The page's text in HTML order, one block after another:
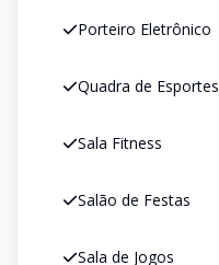
Porteiro Eletrônico
Quadra de Esportes
Sala Fitness
Salão de Festas
Sala de Jogos